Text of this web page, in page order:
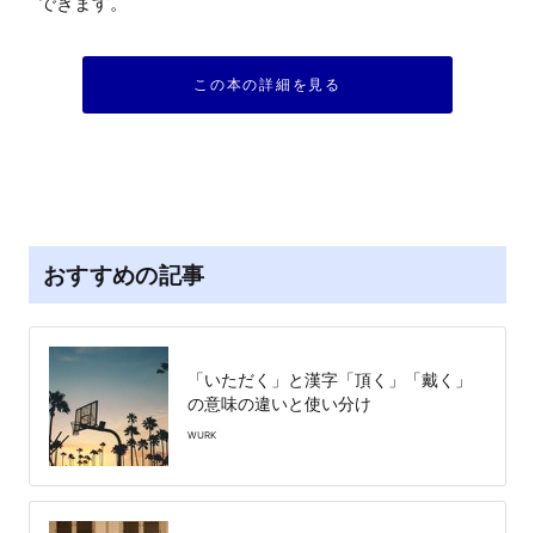
この本の詳細を見る
おすすめの記事
「いただく」と漢字「頂く」「戴く」
の意味の違いと使い分け
WURK